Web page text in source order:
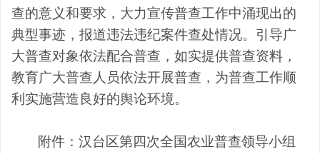
查的意义和要求，大力宣传普查工作中涌现出的
典型事迹，报道违法违纪案件查处情况。引导广
大普查对象依法配合普查，如实提供普查资料，
教育广大普查人员依法开展普查，为普查工作顺
利实施营造良好的舆论环境。
附件：汉台区第四次全国农业普查领导小组